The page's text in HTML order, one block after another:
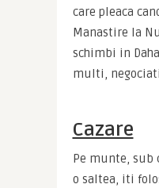
care pleaca
Manastire la
schimbi in
multi,
Cazare
Pe munte,
o saltea, iti